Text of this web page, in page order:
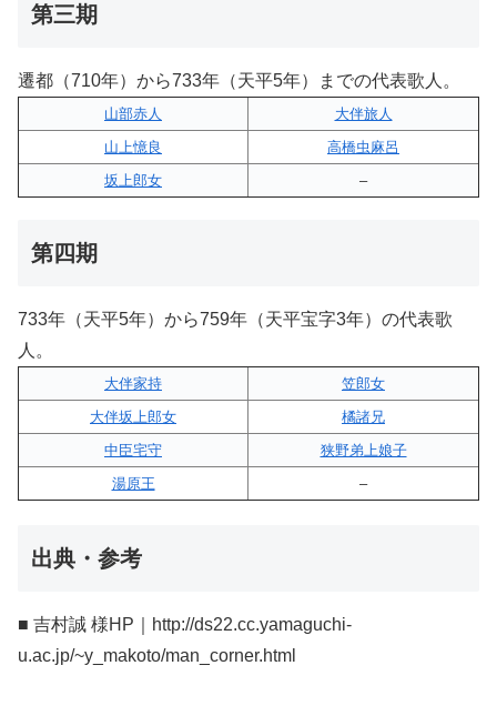
第三期
遷都（710年）から733年（天平5年）までの代表歌人。
山部赤人
大伴旅人
山上憶良
高橋虫麻呂
坂上郎女
–
第四期
733年（天平5年）から759年（天平宝字3年）の代表歌
人。
大伴家持
笠郎女
大伴坂上郎女
橘諸兄
中臣宅守
狭野弟上娘子
湯原王
–
出典・参考
■ 吉村誠 様HP｜http://ds22.cc.yamaguchi-
u.ac.jp/~y_makoto/man_corner.html